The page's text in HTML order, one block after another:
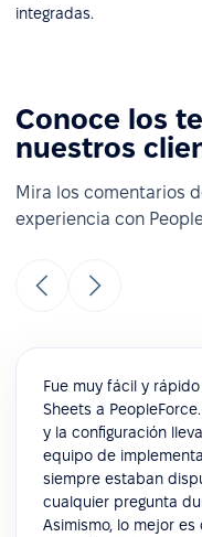
integradas.
Conoce los
nuestros
Mira los comentarios
experiencia con
Fue muy fácil y
Sheets a
y la configuración
equipo de
siempre estaban
cualquier pregunta
Asimismo, lo mejor